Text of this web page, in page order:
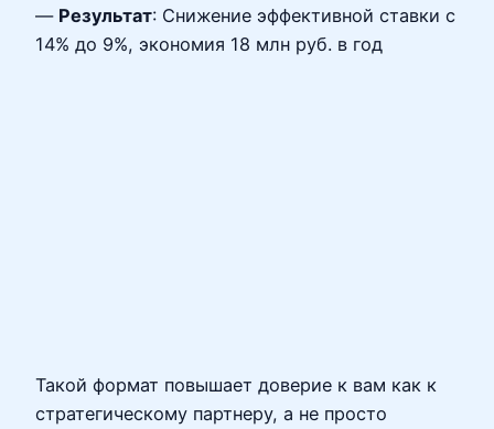
— Результат: Снижение эффективной ставки с
14% до 9%, экономия 18 млн руб. в год
Такой формат повышает доверие к вам как к
стратегическому партнеру, а не просто